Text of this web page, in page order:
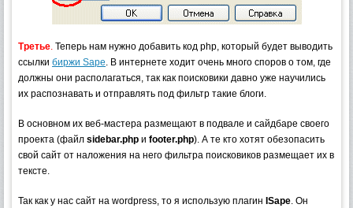
Третье. Теперь нам нужно добавить код php, который будет выводить
ссылки биржи Sape. В интернете ходит очень много споров о том, где
должны они располагаться, так как поисковики давно уже научились
их распознавать и отправлять под фильтр такие блоги.
В основном их веб-мастера размещают в подвале и сайдбаре своего
проекта (файл sidebar.php и footer.php). А те кто хотят обезопасить
свой сайт от наложения на него фильтра поисковиков размещает их в
тексте.
Так как у нас сайт на wordpress, то я использую плагин ISape. Он